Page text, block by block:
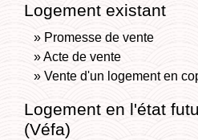
Logement existant
Promesse de vente
Acte de vente
Vente d'un logement en
Logement en l'état
(Véfa)